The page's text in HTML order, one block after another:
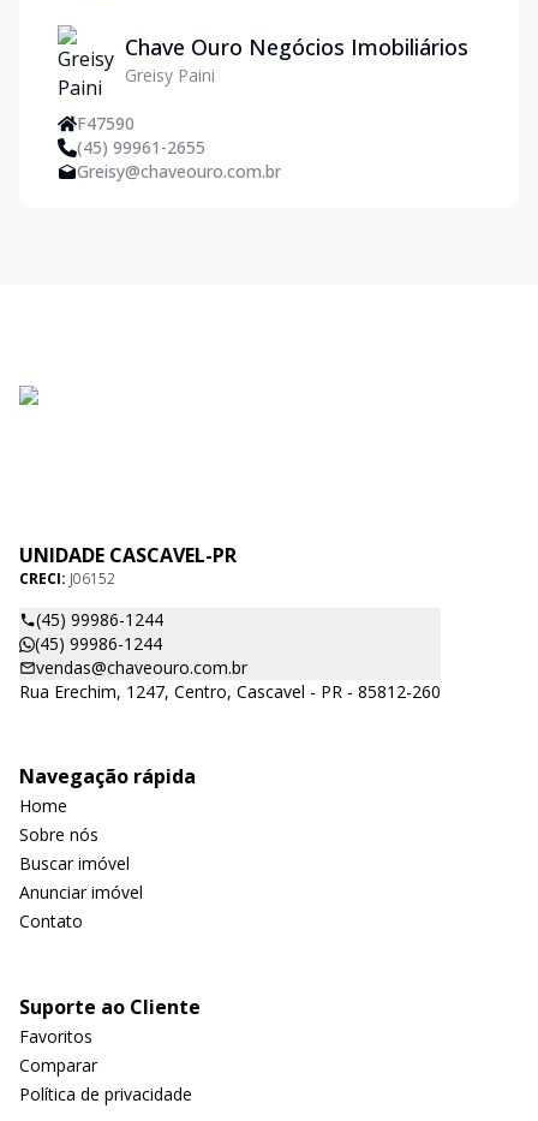
Chave Ouro Negócios Imobiliários
Greisy Paini
F47590
(45) 99961-2655
Greisy@chaveouro.com.br
UNIDADE CASCAVEL-PR
CRECI: J06152
(45) 99986-1244
(45) 99986-1244
vendas@chaveouro.com.br
Rua Erechim, 1247, Centro, Cascavel - PR - 85812-260
Navegação rápida
Home
Sobre nós
Buscar imóvel
Anunciar imóvel
Contato
Suporte ao Cliente
Favoritos
Comparar
Política de privacidade